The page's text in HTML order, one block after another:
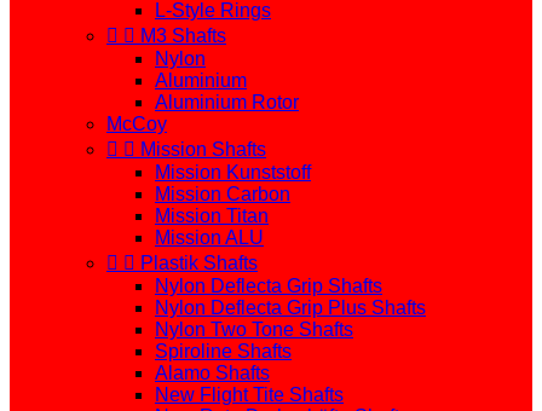
L-Style Rings
  M3 Shafts
Nylon
Aluminium
Aluminium Rotor
McCoy
  Mission Shafts
Mission Kunststoff
Mission Carbon
Mission Titan
Mission ALU
  Plastik Shafts
Nylon Deflecta Grip Shafts
Nylon Deflecta Grip Plus Shafts
Nylon Two Tone Shafts
Spiroline Shafts
Alamo Shafts
New Flight Tite Shafts